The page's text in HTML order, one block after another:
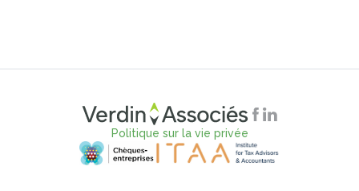
Politique sur la vie privée